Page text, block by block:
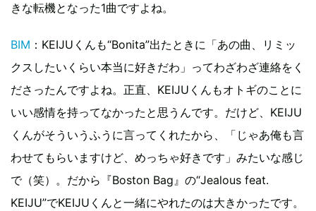
きな転機となった1曲ですよね。
BIM ：KEIJUくんも“Bonita”出たときに「あの曲、リミッ
クスしたいくらい本当に好きだわ」ってわざわざ連絡をく
ださったんですよね。正直、KEIJUくんもオトギのことに
いい感情を持ってなかったと思うんです。だけど、KEIJU
くんがそういうふうに言ってくれたから、「じゃあ俺も言
わせてもらいますけど、めっちゃ好きです」みたいな感じ
で（笑）。だから『Boston Bag』の“Jealous feat.
KEIJU”でKEIJUくんと一緒にやれたのは大きかったです。